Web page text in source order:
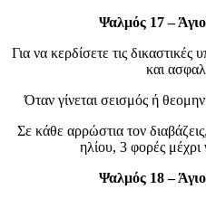
Ψαλμός 17 –
Για να κερδίσετε τις δικαστικές
και
Όταν γίνεται σεισμός ή
Σε κάθε αρρώστια τον
ηλίου, 3 φορές
Ψαλμός 18 –